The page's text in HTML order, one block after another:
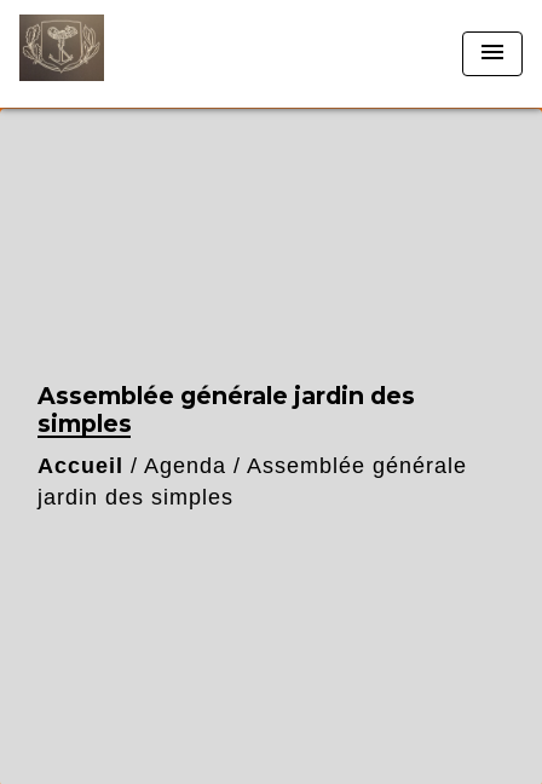
menu
Assemblée générale jardin des
simples
Accueil / Agenda / Assemblée générale
jardin des simples